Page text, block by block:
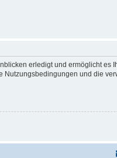
erledigt und ermöglicht es
und die